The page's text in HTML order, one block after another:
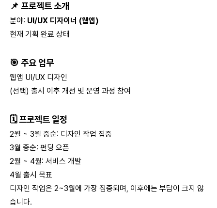
📌 프로젝트 소개
분야: UI/UX 디자이너 (웹앱)
현재 기획 완료 상태
🎯 주요 업무
웹앱 UI/UX 디자인
(선택) 출시 이후 개선 및 운영 과정 참여
🗓프로젝트 일정
2월 ~ 3월 중순: 디자인 작업 집중
3월 중순: 펀딩 오픈
2월 ~ 4월: 서비스 개발
4월 출시 목표
디자인 작업은 2~3월에 가장 집중되며, 이후에는 부담이 크지 않
습니다.